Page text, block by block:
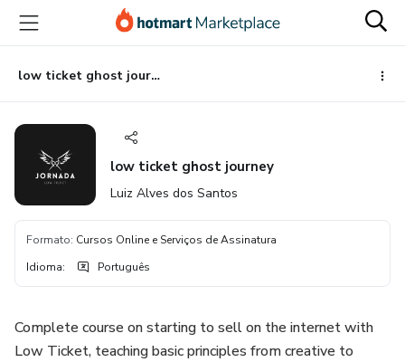
para
conteúdo
principal
para
pagamento
para
rodapé
low ticket ghost journey
low ticket ghost journey
Luiz Alves dos Santos
Formato: Cursos Online e Serviços de Assinatura
Idioma: Português
Complete course on starting to sell on the internet with
Low Ticket, teaching basic principles from creative to